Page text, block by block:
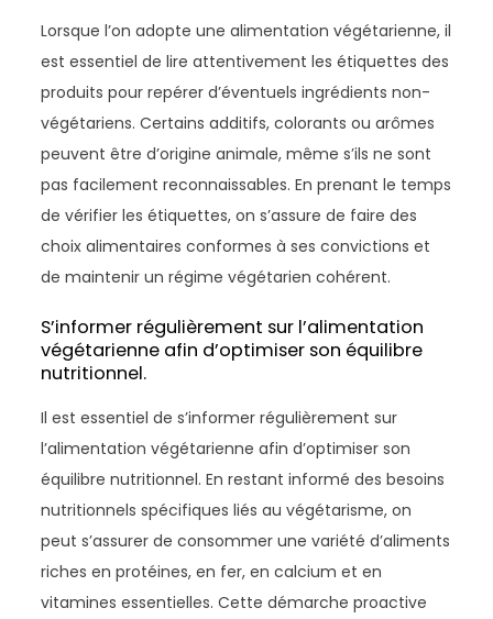
Lorsque l’on adopte une alimentation végétarienne, il
est essentiel de lire attentivement les étiquettes des
produits pour repérer d’éventuels ingrédients non-
végétariens. Certains additifs, colorants ou arômes
peuvent être d’origine animale, même s’ils ne sont
pas facilement reconnaissables. En prenant le temps
de vérifier les étiquettes, on s’assure de faire des
choix alimentaires conformes à ses convictions et
de maintenir un régime végétarien cohérent.
S’informer régulièrement sur l’alimentation
végétarienne afin d’optimiser son équilibre
nutritionnel.
Il est essentiel de s’informer régulièrement sur
l’alimentation végétarienne afin d’optimiser son
équilibre nutritionnel. En restant informé des besoins
nutritionnels spécifiques liés au végétarisme, on
peut s’assurer de consommer une variété d’aliments
riches en protéines, en fer, en calcium et en
vitamines essentielles. Cette démarche proactive